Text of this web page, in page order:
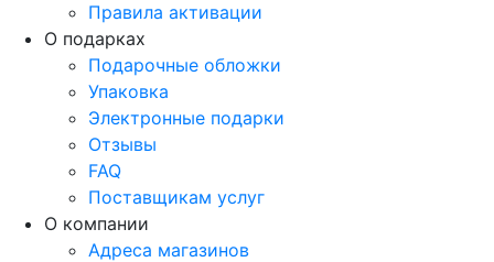
Правила активации
О подарках
Подарочные обложки
Упаковка
Электронные подарки
Отзывы
FAQ
Поставщикам услуг
О компании
Адреса магазинов